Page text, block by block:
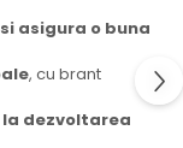
asigura o buna
, cu brant
dezvoltarea